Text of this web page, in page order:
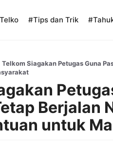
#Tips dan Trik
Telkom Siagakan Petugas Guna
Berjalan
untuk